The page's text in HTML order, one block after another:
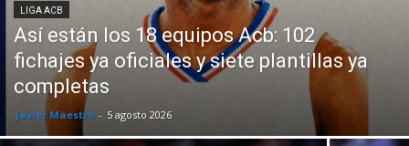
LIGA ACB
Así están los 18 equipos Acb: 102
fichajes ya oficiales y siete plantillas ya
completas
Javier Maestro - 5 agosto 2026